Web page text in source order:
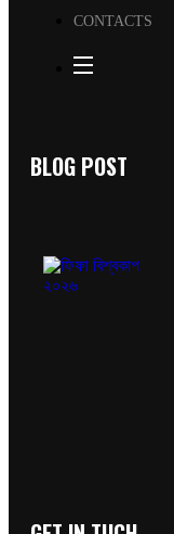
CONTACTS
BLOG POST